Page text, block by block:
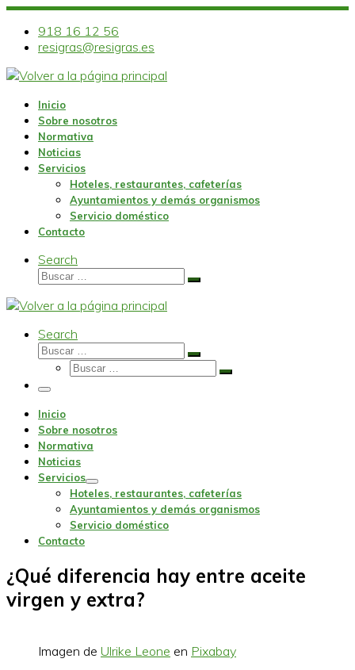
Skip
content
918 16 12 56
resigras@resigras.es
Inicio
Sobre nosotros
Normativa
Noticias
Servicios
Hoteles, restaurantes, cafeterías
Ayuntamientos y demás organismos
Servicio doméstico
Contacto
Search
Buscar
Buscar
Search
Buscar
Buscar
Buscar
Buscar
Menu
Inicio
Sobre nosotros
Normativa
Noticias
Servicios
Hoteles, restaurantes, cafeterías
Ayuntamientos y demás organismos
Servicio doméstico
Contacto
¿Qué diferencia hay entre aceite
virgen y extra?
Imagen de Ulrike Leone en Pixabay